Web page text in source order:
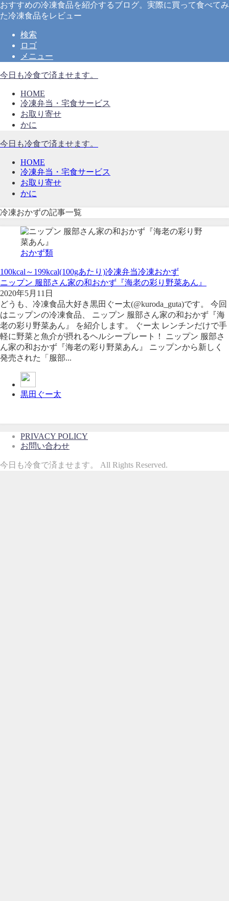
おすすめの冷凍食品を紹介するブログ。実際に買って食べてみ
た冷凍食品をレビュー
検索
ロゴ
メニュー
今日も冷食で済ませます。
HOME
冷凍弁当・宅食サービス
お取り寄せ
かに
今日も冷食で済ませます。
HOME
冷凍弁当・宅食サービス
お取り寄せ
かに
冷凍おかずの記事一覧
おかず類
100kcal～199kcal(100gあたり)冷凍弁当冷凍おかず
ニップン 服部さん家の和おかず『海老の彩り野菜あん』
2020年5月11日
どうも、冷凍食品大好き黒田ぐー太(@kuroda_guta)です。 今回
はニップンの冷凍食品、 ニップン 服部さん家の和おかず『海
老の彩り野菜あん』 を紹介します。 ぐー太 レンチンだけで手
軽に野菜と魚介が摂れるヘルシープレート！ ニップン 服部さ
ん家の和おかず『海老の彩り野菜あん』 ニップンから新しく
発売された「服部...
黒田ぐー太
PRIVACY POLICY
お問い合わせ
今日も冷食で済ませます。 All Rights Reserved.